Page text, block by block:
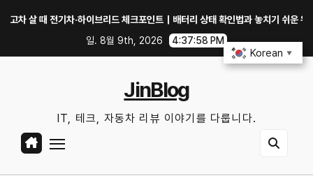
때 전기차·하이브리드 체크포인트｜배터리 상태 확인법과 놓치기 쉬운 위험 신호
일. 8월 9th, 2026
4:37:59 PM
JinBlog
IT, 테크, 자동차 리뷰 이야기를 다룹니다.
Korean ▼